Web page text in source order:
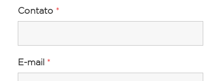
Contato *
E-mail *